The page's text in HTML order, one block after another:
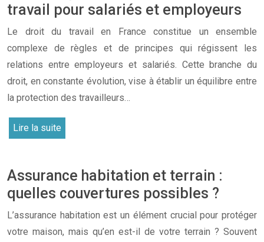
travail pour salariés et employeurs
Le droit du travail en France constitue un ensemble
complexe de règles et de principes qui régissent les
relations entre employeurs et salariés. Cette branche du
droit, en constante évolution, vise à établir un équilibre entre
la protection des travailleurs…
Lire la suite
Assurance habitation et terrain :
quelles couvertures possibles ?
L’assurance habitation est un élément crucial pour protéger
votre maison, mais qu’en est-il de votre terrain ? Souvent